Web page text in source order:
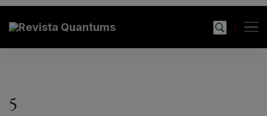
Revista Quantums
Todo sobre Moda, cultura, gastronomía y estilo de
5
modal-check